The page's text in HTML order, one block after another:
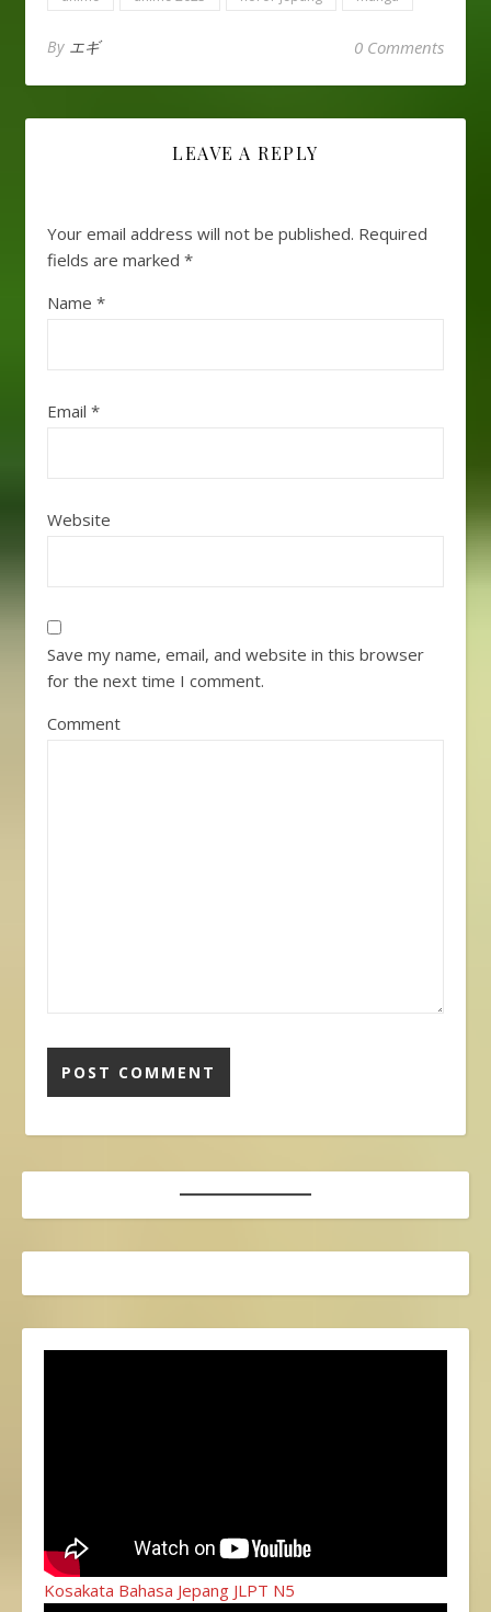
By エギ 0 Comments
LEAVE A REPLY
Your email address will not be published. Required
fields are marked *
Name *
Email *
Website
Save my name, email, and website in this browser
for the next time I comment.
Comment
Kosakata Bahasa Jepang JLPT N5